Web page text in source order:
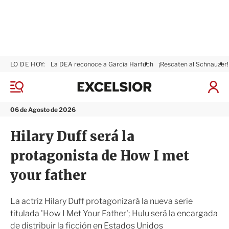
M
n
06 de Agosto de 2026
LO DE HOY: La DEA reconoce a García Harfuch ¡Rescaten al Schnauzer!
I
x
o
r
Hilary Duff será la
protagonista de How I met
your father
La actriz Hilary Duff protagonizará la nueva serie
titulada 'How I Met Your Father'; Hulu será la encargada
de distribuir la ficción en Estados Unidos